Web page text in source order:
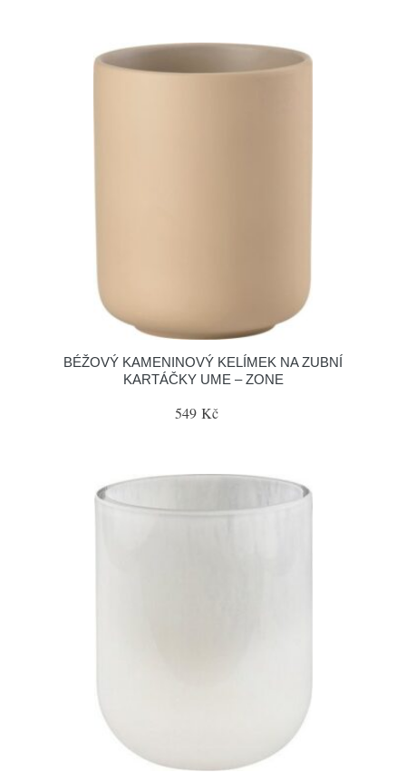
BÉŽOVÝ KAMENINOVÝ KELÍMEK NA ZUBNÍ
KARTÁČKY UME – ZONE
549 Kč